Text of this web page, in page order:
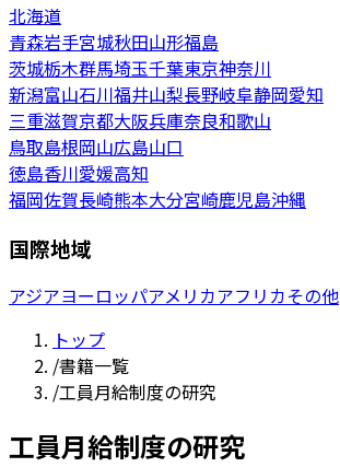
北海道
青森岩手宮城秋田山形福島
茨城栃木群馬埼玉千葉東京神奈川
新潟富山石川福井山梨長野岐阜静岡愛知
三重滋賀京都大阪兵庫奈良和歌山
鳥取島根岡山広島山口
徳島香川愛媛高知
福岡佐賀長崎熊本大分宮崎鹿児島沖縄
国際地域
アジアヨーロッパアメリカアフリカその他
トップ
/書籍一覧
/工員月給制度の研究
工員月給制度の研究